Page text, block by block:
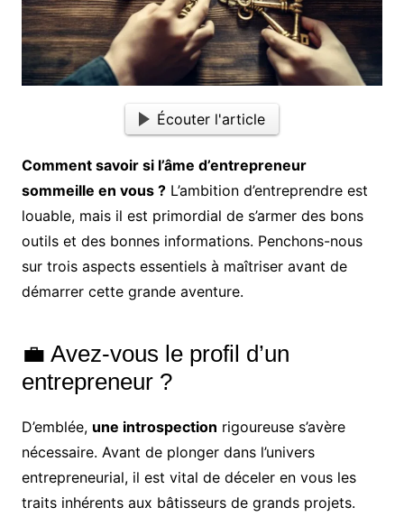
Écouter l'article
Comment savoir si l’âme d’entrepreneur
sommeille en vous ?L’ambition d’entreprendre est
louable, mais il est primordial de s’armer des bons
outils et des bonnes informations. Penchons-nous
sur trois aspects essentiels à maîtriser avant de
démarrer cette grande aventure.
💼 Avez-vous le profil d’un
entrepreneur ?
D’emblée, une introspection rigoureuse s’avère
nécessaire. Avant de plonger dans l’univers
entrepreneurial, il est vital de déceler en vous les
traits inhérents aux bâtisseurs de grands projets.